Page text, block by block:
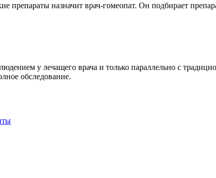
препараты назначит врач-гомеопат. Он подбирает
у лечащего врача и только параллельно с
обследование.